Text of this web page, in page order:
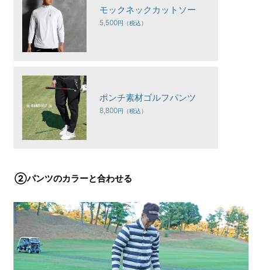
モックネックカットソー
5,500
ポンチ素材ゴルフパンツ
8,800
②パンツのカラーと合わせる